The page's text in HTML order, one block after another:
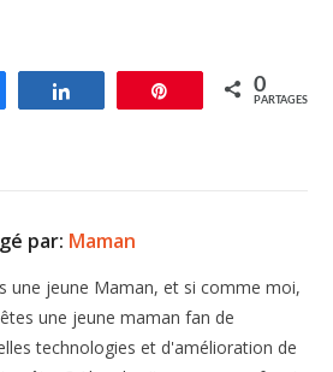
Enregistrer
0
PARTAGES
par: Maman
une jeune Maman, et si comme moi,
une jeune maman fan de
technologies et d'amélioration de